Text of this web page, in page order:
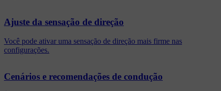
Ajuste da sensação de direção
Você pode ativar uma sensação de direção mais firme nas
configurações.
Cenários e recomendações de condução